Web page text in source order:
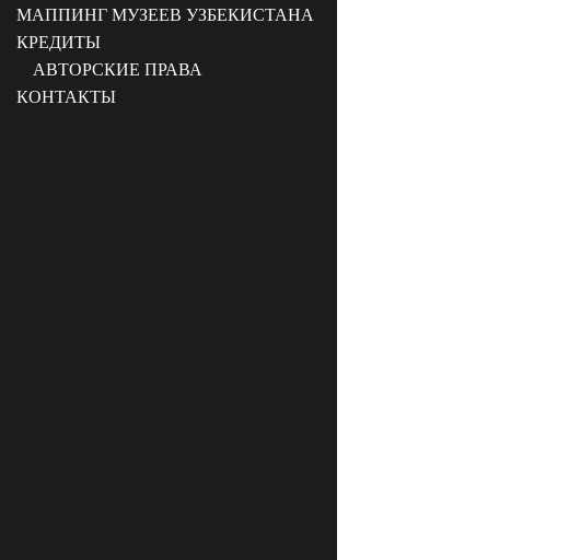
МАППИНГ МУЗЕЕВ УЗБЕКИСТАНА
КРЕДИТЫ
АВТОРСКИЕ ПРАВА
КОНТАКТЫ